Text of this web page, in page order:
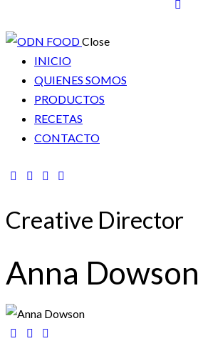
Close
INICIO
QUIENES SOMOS
PRODUCTOS
RECETAS
CONTACTO
Creative Director
Anna Dowson